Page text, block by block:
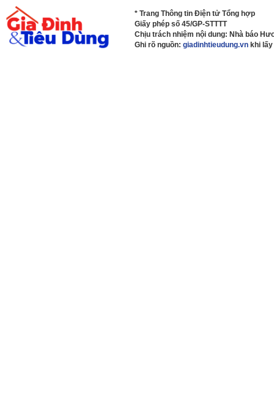
* Trang Thông tin Điện tử Tổng hợp
Giấy phép số 45/GP-STTTT
Chịu trách nhiệm nội dung: Nhà báo
Ghi rõ nguồn: giadinhtieudung.vn khi